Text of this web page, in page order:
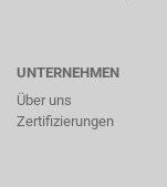
UNTERNEHMEN
Über uns
Zertifizierungen